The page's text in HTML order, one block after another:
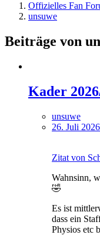
Offizielles Fan
unsuwe
Beiträge von
Kader
unsuwe
26. Juli
Zitat von
Wahnsinn,
🤣
Es ist
dass ein
Physios etc